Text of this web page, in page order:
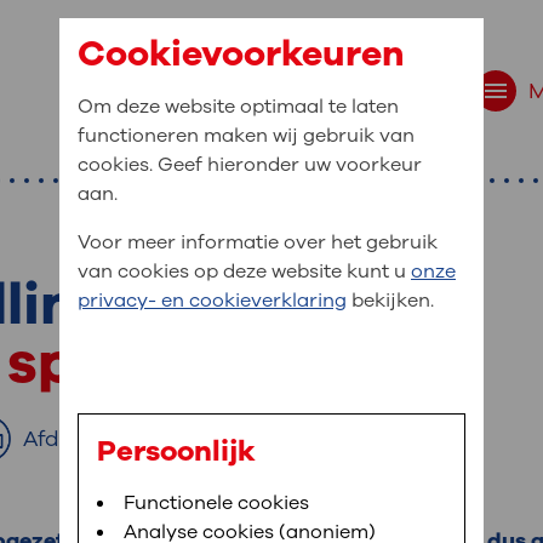
navigatie
bent u naar op
Bloedafname,MijnOLVG,Digitalisering
medische gegevens
In MijnOLVG kunt u uw medische
het u uitkomt. OLVG breidt MijnOLVG
in de balzak
Afdrukken
Cookievoorkeuren
Om deze website optimaal te laten
functioneren maken wij gebruik van
cookies. Geef hieronder uw voorkeur
aan.
Voor meer informatie over het gebruik
van cookies op deze website kunt u onze
privacy- en cookieverklaring bekijken.
Persoonlijk
Functionele cookies
Analyse cookies (anoniem)